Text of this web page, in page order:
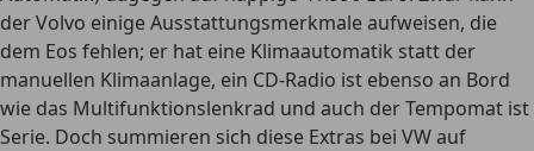
der Volvo einige Ausstattungsmerkmale aufweisen, die
dem Eos fehlen; er hat eine Klimaautomatik statt der
manuellen Klimaanlage, ein CD-Radio ist ebenso an Bord
wie das Multifunktionslenkrad und auch der Tempomat ist
Serie. Doch summieren sich diese Extras bei VW auf